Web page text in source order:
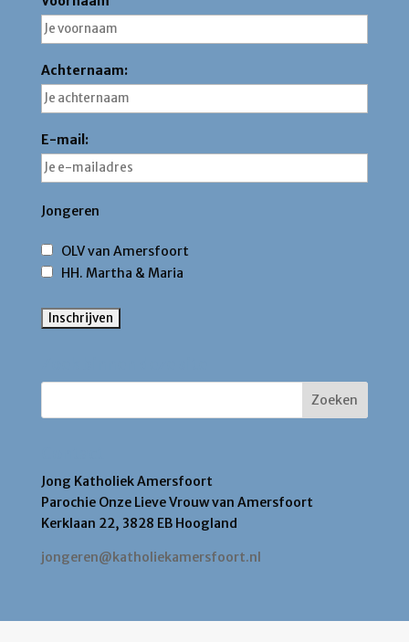
Achternaam:
E-mail:
Jongeren
OLV van Amersfoort
HH. Martha & Maria
Jong Katholiek Amersfoort
Parochie Onze Lieve Vrouw van Amersfoort
Kerklaan 22, 3828 EB Hoogland
jongeren@katholiekamersfoort.nl